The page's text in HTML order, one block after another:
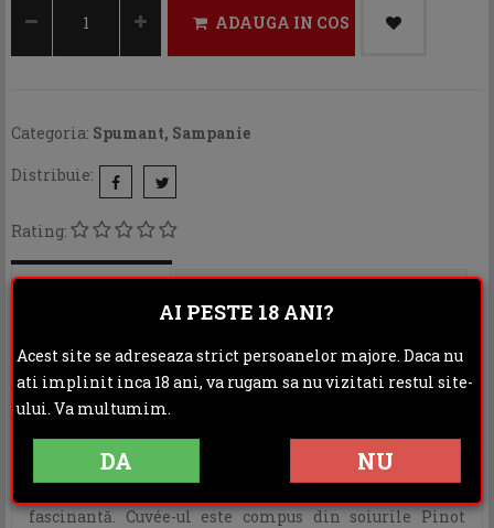
ADAUGA IN COS
Categoria: Spumant, Sampanie
Distribuie:
Rating:
DESCRIERE
Piper Heidsieck Rosé Sauvage este o şampanie
intrigantă şi fascinantă prin prisma expresivităţii sale
vizuale şi olfactive. Cantitatea mare de struguri roşii
este responsabilă pentru caracterul unic al acestei
şampanii rosé şi pentru nuanţa sa pur şi simplu
fascinantă. Cuvée-ul este compus din soiurile Pinot
AI PESTE 18 ANI?
Acest site se adreseaza strict persoanelor majore. Daca nu
ati implinit inca 18 ani, va rugam sa nu vizitati restul site-
ului. Va multumim.
DA NU